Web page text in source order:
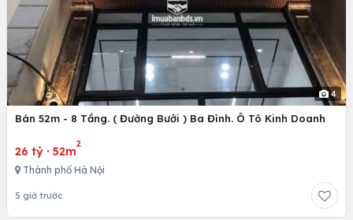
4
Bán 52m - 8 Tầng. ( Đường Bưởi ) Ba Đình. Ô Tô Kinh Doanh
26 tỷ · 52m
2
Thành phố Hà Nội
5 giờ trước